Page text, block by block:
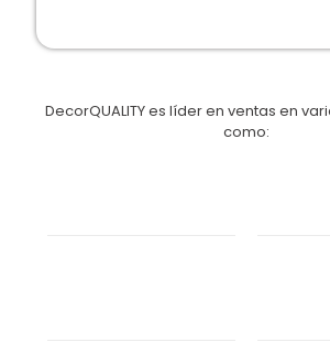
DecorQUALITY es líder en ventas en
como: